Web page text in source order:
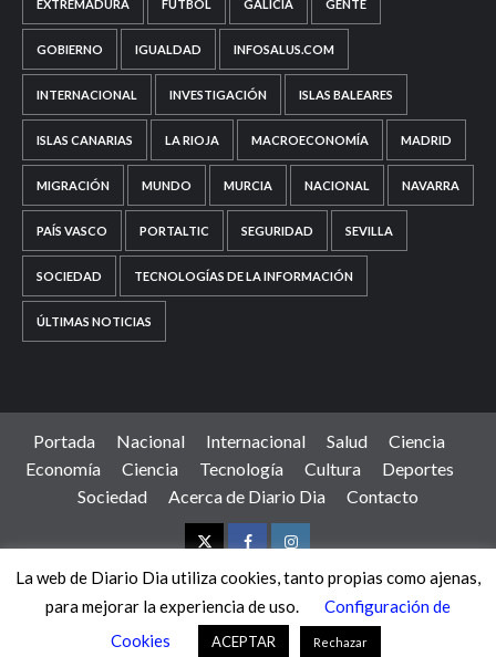
EXTREMADURA FÚTBOL GALICIA GENTE
GOBIERNO IGUALDAD INFOSALUS.COM
INTERNACIONAL INVESTIGACIÓN ISLAS BALEARES
ISLAS CANARIAS LA RIOJA MACROECONOMÍA MADRID
MIGRACIÓN MUNDO MURCIA NACIONAL NAVARRA
PAÍS VASCO PORTALTIC SEGURIDAD SEVILLA
SOCIEDAD TECNOLOGÍAS DE LA INFORMACIÓN
ÚLTIMAS NOTICIAS
Portada Nacional Internacional Salud
Ciencia
Economía
Ciencia Tecnología Cultura
Deportes
Sociedad
Acerca de Diario Dia Contacto
Copyright © Diario Día - Grupo IWO. Todos los derechos
reservados.
CoverNews por AF themes.
La web de Diario Dia utiliza cookies, tanto propias como ajenas,
para mejorar la experiencia de uso.
Configuración de
Cookies
ACEPTAR Rechazar